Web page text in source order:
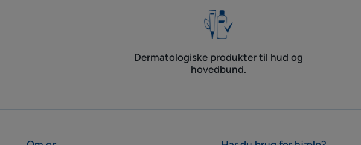
Dermatologiske produkter til hud og
hovedbund.